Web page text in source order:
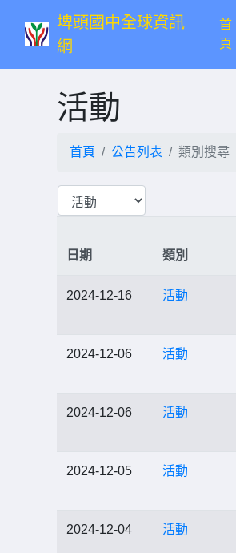
埤頭國中全球資訊
網
首
頁
活動
首頁 公告列表 類別搜尋
日期 類別
2024-12-16 活動
2024-12-06 活動
2024-12-06 活動
2024-12-05 活動
2024-12-04 活動